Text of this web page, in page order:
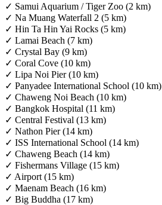
✓ Samui Aquarium / Tiger Zoo (2 km)
✓ Na Muang Waterfall 2 (5 km)
✓ Hin Ta Hin Yai Rocks (5 km)
✓ Lamai Beach (7 km)
✓ Crystal Bay (9 km)
✓ Coral Cove (10 km)
✓ Lipa Noi Pier (10 km)
✓ Panyadee International School (10 km)
✓ Chaweng Noi Beach (10 km)
✓ Bangkok Hospital (11 km)
✓ Central Festival (13 km)
✓ Nathon Pier (14 km)
✓ ISS International School (14 km)
✓ Chaweng Beach (14 km)
✓ Fishermans Village (15 km)
✓ Airport (15 km)
✓ Maenam Beach (16 km)
✓ Big Buddha (17 km)